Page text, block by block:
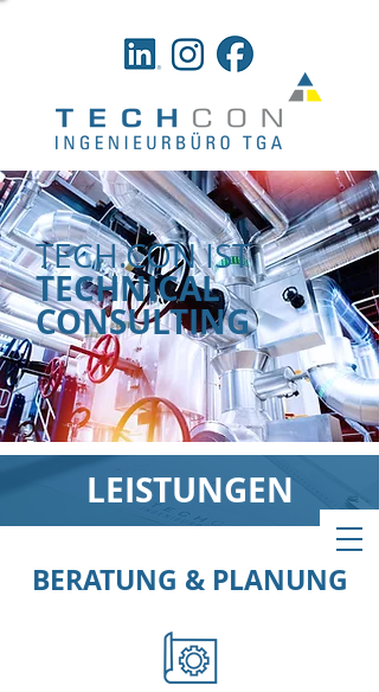
TECH.CON​ IST
TECHNICAL
CONSULTING
LEISTUNGEN
BERATUNG & PLANUNG